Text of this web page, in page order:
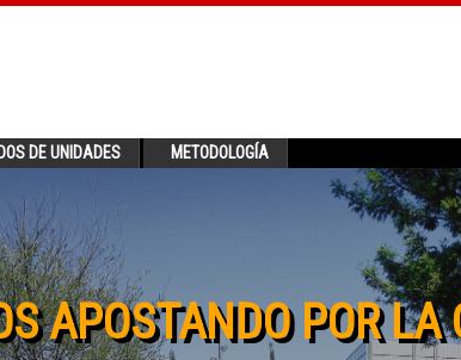
DE UNIDADES METODOLOGÍA
APOSTANDO POR LA